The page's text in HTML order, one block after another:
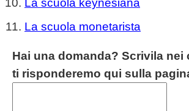
La scuola keynesiana
La scuola monetarista
Hai una domanda? Scrivila nei
ti risponderemo qui sulla